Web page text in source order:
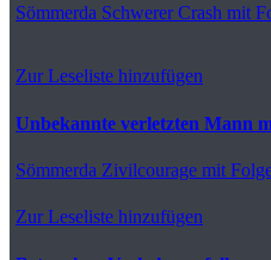
Sömmerda Schwerer Crash mit
Zur Leseliste hinzufügen
Unbekannte verletzten Mann
Sömmerda Zivilcourage mit
Zur Leseliste hinzufügen